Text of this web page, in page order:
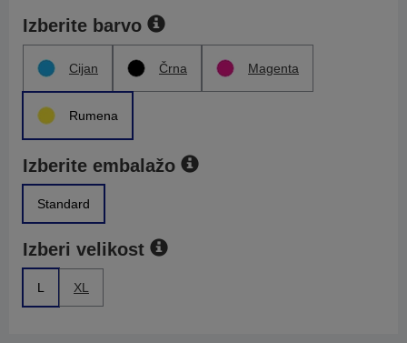
Izberite barvo
Cijan Črna Magenta
Rumena
Izberite embalažo
Standard
Izberi velikost
L XL